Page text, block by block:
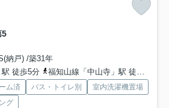
5
納戸) /築31年
徒歩5分
福知山線「中山寺」駅 徒歩19分
ム済 バス・トイレ別
室内洗濯機置場
グ